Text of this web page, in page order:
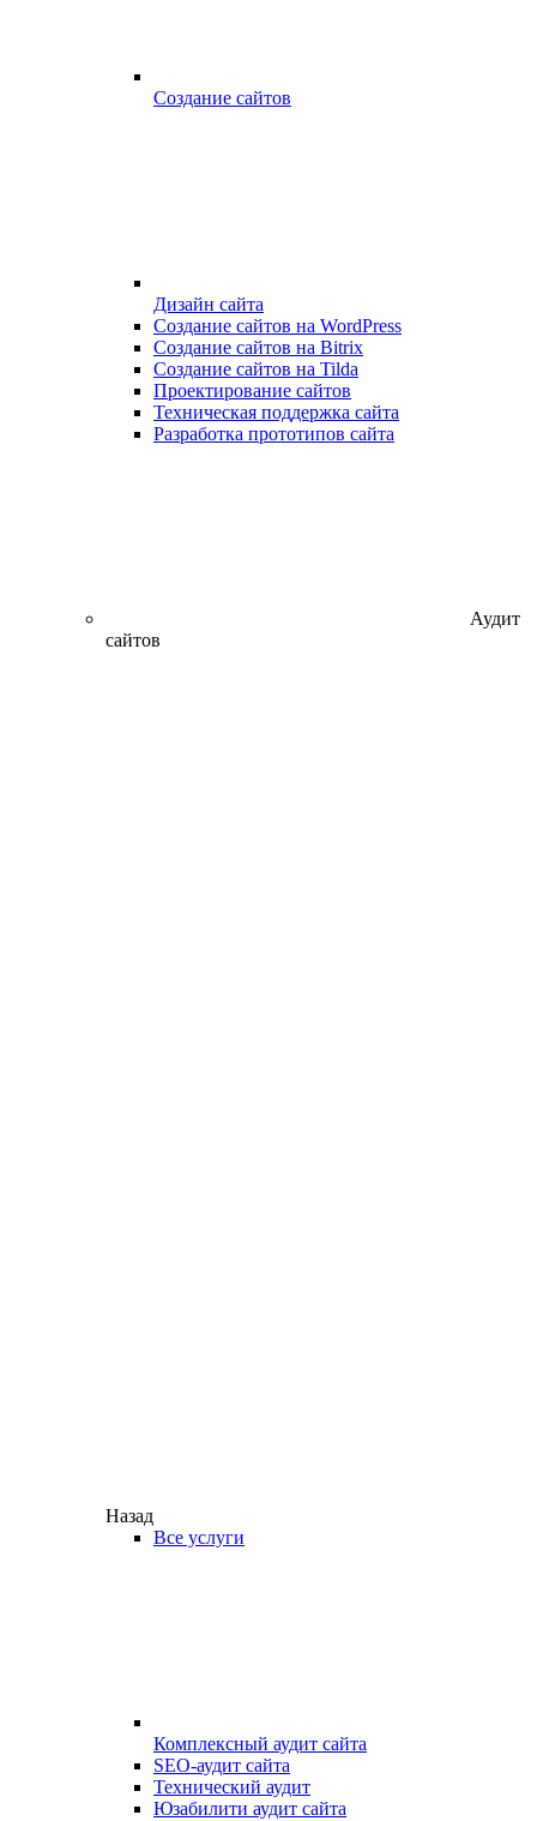
Создание сайтов
Дизайн сайта
Создание сайтов на WordPress
Создание сайтов на Bitrix
Создание сайтов на Tilda
Проектирование сайтов
Техническая поддержка сайта
Разработка прототипов сайта
Аудит
сайтов
Назад
Все услуги
Комплексный аудит сайта
SEO-аудит сайта
Технический аудит
Юзабилити аудит сайта